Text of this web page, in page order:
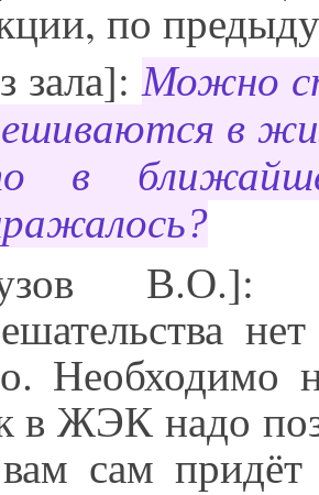
по
зала]:Можно
в
в
В.О.]:
Необходимо
в ЖЭК надо
сам придёт